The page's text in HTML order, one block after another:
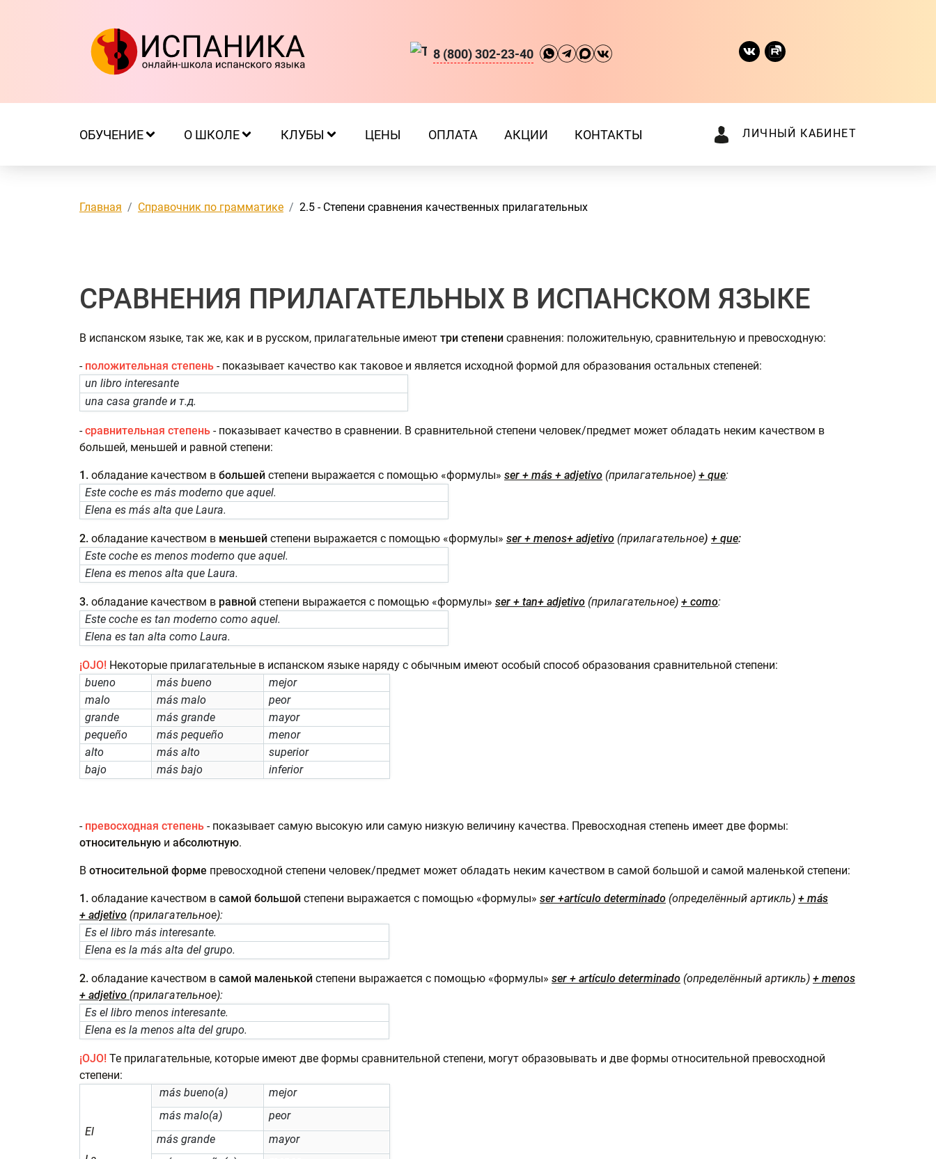
8 (800) 302-23-40
ОБУЧЕНИЕ О ШКОЛЕ КЛУБЫ ЦЕНЫ ОПЛАТА АКЦИИ КОНТАКТЫ ЛИЧНЫЙ КАБИНЕТ
Главная Справочник по грамматике 2.5 - Степени сравнения качественных прилагательных
СРАВНЕНИЯ ПРИЛАГАТЕЛЬНЫХ В ИСПАНСКОМ ЯЗЫКЕ
В испанском языке, так же, как и в русском, прилагательные имеют три степени сравнения: положительную, сравнительную и превосходную:
- положительная степень - показывает качество как таковое и является исходной формой для образования остальных степеней:
un libro interesante
una casa grande и т.д.
-сравнительная степень - показывает качество в сравнении. В сравнительной степени человек/предмет может обладать неким качеством в
большей, меньшей и равной степени:
1. обладание качеством в большей степени выражается с помощью «формулы» ser + más + adjetivo (прилагательное) + que:
Este coche es más moderno que aquel.
Elena es más alta que Laura.
2. обладание качеством в меньшей степени выражается с помощью «формулы» ser + menos+ adjetivo (прилагательное) + que:
Este coche es menos moderno que aquel.
Elena es menos alta que Laura.
3. обладание качеством в равной степени выражается с помощью «формулы» ser + tan+ adjetivo (прилагательное) + como:
Este coche es tan moderno como aquel.
Elena es tan alta como Laura.
¡OJO! Некоторые прилагательные в испанском языке наряду с обычным имеют особый способ образования сравнительной степени:
bueno
más bueno
mejor
malo
más malo
peor
grande
más grande
mayor
pequeño
más pequeño
menor
alto
más alto
superior
bajo
más bajo inferior
- превосходная степень - показывает самую высокую или самую низкую величину качества. Превосходная степень имеет две формы:
относительную и абсолютную.
В относительной форме превосходной степени человек/предмет может обладать неким качеством в самой большой и самой маленькой степени:
1. обладание качеством в самой большой степени выражается с помощью «формулы» ser +artículo determinado (определённый артикль) + más
+ adjetivo (прилагательное):
Es el libro más interesante.
Elena es la más alta del grupo.
2. обладание качеством в самой маленькой степени выражается с помощью «формулы» ser + artículo determinado (определённый артикль) + menos
+ adjetivo (прилагательное):
Es el libro menos interesante.
Elena es la menos alta del grupo.
¡OJO! Те прилагательные, которые имеют две формы сравнительной степени, могут образовывать и две формы относительной превосходной
степени:
El
más bueno(a)
mejor
más malo(a)
peor
más grande
mayor